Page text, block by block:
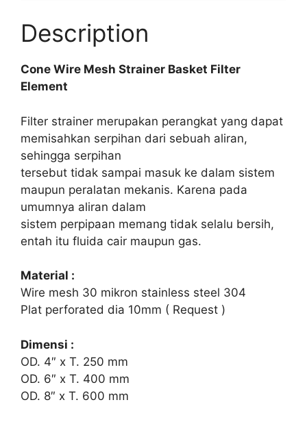
Description
Cone Wire Mesh Strainer Basket Filter
Element
Filter strainer merupakan perangkat yang dapat
memisahkan serpihan dari sebuah aliran,
sehingga serpihan
tersebut tidak sampai masuk ke dalam sistem
maupun peralatan mekanis. Karena pada
umumnya aliran dalam
sistem perpipaan memang tidak selalu bersih,
entah itu fluida cair maupun gas.
Material :
Wire mesh 30 mikron stainless steel 304
Plat perforated dia 10mm ( Request )
Dimensi :
OD. 4″ x T. 250 mm
OD. 6″ x T. 400 mm
OD. 8″ x T. 600 mm